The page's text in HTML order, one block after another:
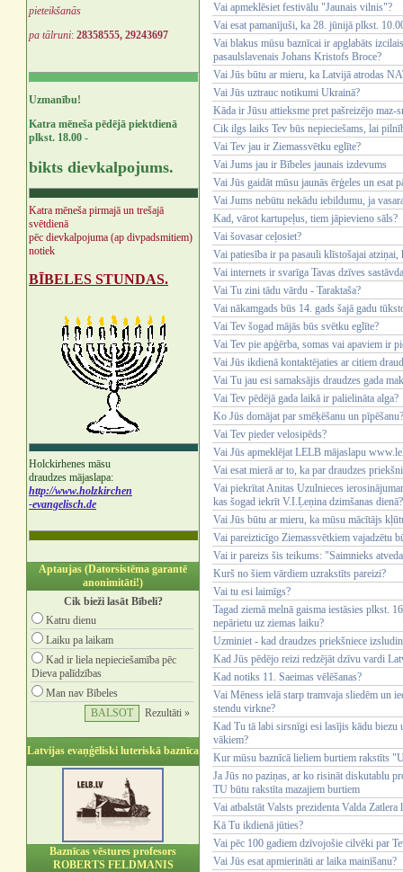
pieteikšanās
pa tālruni: 28358555, 29243697
Uzmanību!
Katra mēneša pēdējā piektdienā
plkst. 18.00 -
bikts dievkalpojums.
Katra mēneša pirmajā un trešajā
svētdienā
pēc dievkalpojuma (ap divpadsmitiem)
notiek
BĪBELES STUNDAS.
Holckirhenes māsu
draudzes mājaslapa:
http://www.holzkirchen
-evangelisch.de
Aptaujas (Datorsistēma garantē
anonimitāti!)
Cik bieži lasāt Bībeli?
Katru dienu
Laiku pa laikam
Kad ir liela nepieciešamība pēc
Dieva palīdzības
Man nav Bībeles
Rezultāti »
Latvijas evaņģēliski luteriskā baznīca
Baznīcas vēstures profesors
ROBERTS FELDMANIS
Vai apmeklēsiet festivālu "Jaunais vilnis"?
Vai esat pamanījuši, ka 28. jūnijā plkst.
Vai blakus mūsu baznīcai ir apglabāts
pasaulslavenais Johans Kristofs Broce?
Vai Jūs būtu ar mieru, ka Latvijā atrodas
Vai Jūs uztrauc notikumi Ukrainā?
Kāda ir Jūsu attieksme pret pašreizējo maz-
Cik ilgs laiks Tev būs nepieciešams, lai
Vai Tev jau ir Ziemassvētku eglīte?
Vai Jums jau ir Bībeles jaunais izdevums
Vai Jūs gaidāt mūsu jaunās ērģeles un esat
Vai Jums nebūtu nekādu iebildumu, ja
Kad, vārot kartupeļus, tiem jāpievieno sāls?
Vai šovasar ceļosiet?
Vai patiesība ir pa pasauli klīstošajai
Vai internets ir svarīga Tavas dzīves
Vai Tu zini tādu vārdu - Taraktaša?
Vai nākamgads būs 14. gads šajā gadu
Vai Tev šogad mājās būs svētku eglīte?
Vai Tev pie apģērba, somas vai apaviem ir
Vai Jūs ikdienā kontaktējaties ar citiem
Vai Tu jau esi samaksājis draudzes gada
Vai Tev pēdējā gada laikā ir palielināta alga?
Ko Jūs domājat par smēķēšanu un pīpēšanu?
Vai Tev pieder velosipēds?
Vai Jūs apmeklējat LELB mājaslapu
Vai esat mierā ar to, ka par draudzes
Vai piekrītat Anitas Uzulnieces
kas šogad iekrīt V.I.Ļeņina dzimšanas dienā?
Vai Jūs būtu ar mieru, ka mūsu mācītājs
Vai pareizticīgo Ziemassvētkiem vajadzētu
Vai ir pareizs šis teikums: "Saimnieks
Kurš no šiem vārdiem uzrakstīts pareizi?
Vai tu esi laimīgs?
Tagad ziemā melnā gaisma iestāsies plkst.
nepārietu uz ziemas laiku?
Uzminiet - kad draudzes priekšniece
Kad Jūs pēdējo reizi redzējāt dzīvu vardi
Kad notiks 11. Saeimas vēlēšanas?
Vai Mēness ielā starp tramvaja sliedēm un
stendu virkne?
Kad Tu tā labi sirsnīgi esi lasījis kādu biezu
vākiem?
Kur mūsu baznīcā lieliem burtiem rakstīts
Ja Jūs no paziņas, ar ko risināt diskutablu
TU būtu rakstīta mazajiem burtiem
Vai atbalstāt Valsts prezidenta Valda Zatlera
Kā Tu ikdienā jūties?
Vai pēc 100 gadiem dzīvojošie cilvēki par
Vai Jūs esat apmierināti ar laika mainīšanu?